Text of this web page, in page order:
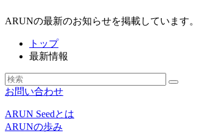
ARUNの最新のお知らせを掲載しています。
トップ
最新情報
お問い合わせ
ARUN Seedとは
ARUNの歩み